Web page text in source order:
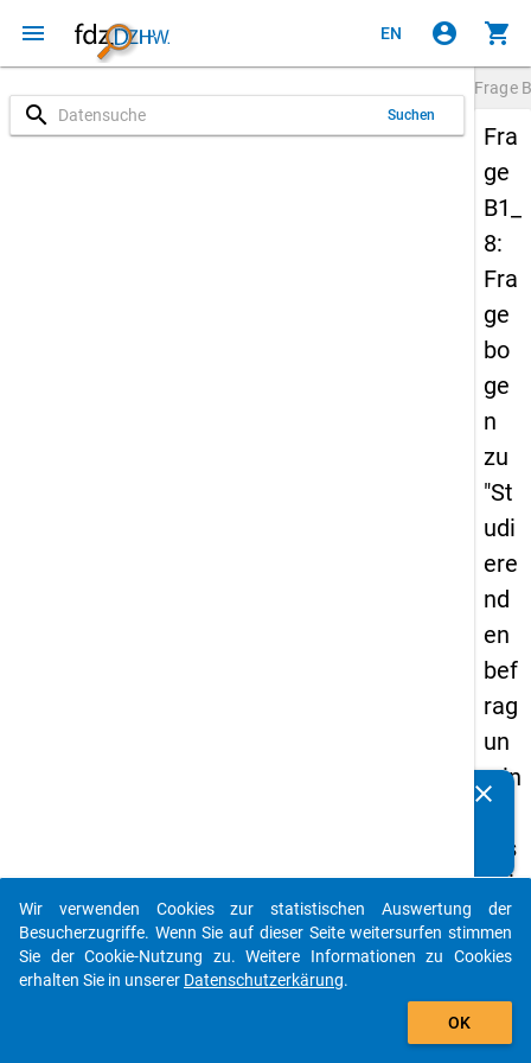
menu EN account_circle shopping_cart
search Suchen
Frage
Fra
ge
B1_
8:
Fra
ge
bo
ge
n
zu
"St
udi
ere
nd
en
bef
rag
un
g in
uts
chl
an
d
clear
auto_stories
add_shopping_cart
Wir verwenden Cookies zur statistischen Auswertung der
Besucherzugriffe. Wenn Sie auf dieser Seite weitersurfen stimmen
Sie der Cookie-Nutzung zu. Weitere Informationen zu Cookies
erhalten Sie in unserer Datenschutzerkärung.
OK